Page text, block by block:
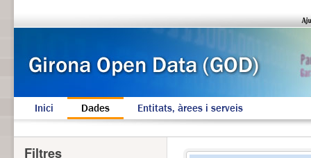
Inici Dades Entitats, àrees i serveis
Filtres